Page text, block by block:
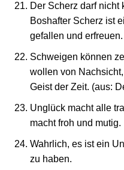
Der Scherz darf nicht
Boshafter Scherz ist
gefallen und
Schweigen können
wollen von
Geist der Zeit. (aus:
Unglück macht alle
macht froh und mutig.
Wahrlich, es ist ein
zu haben.